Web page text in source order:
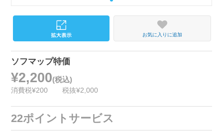
お気に入りに追加
ソフマップ特価
¥2,200(税込)
消費税¥200 税抜¥2,000
22ポイントサービス